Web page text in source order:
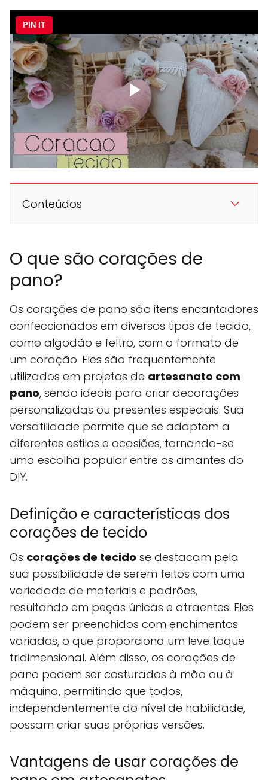
PIN IT
Conteúdos
O que são corações de
pano?
Os corações de pano são itens encantadores
confeccionados em diversos tipos de tecido,
como algodão e feltro, com o formato de
um coração. Eles são frequentemente
utilizados em projetos de artesanato com
pano, sendo ideais para criar decorações
personalizadas ou presentes especiais. Sua
versatilidade permite que se adaptem a
diferentes estilos e ocasiões, tornando-se
uma escolha popular entre os amantes do
DIY.
Definição e características dos
corações de tecido
Os corações de tecido se destacam pela
sua possibilidade de serem feitos com uma
variedade de materiais e padrões,
resultando em peças únicas e atraentes. Eles
podem ser preenchidos com enchimentos
variados, o que proporciona um leve toque
tridimensional. Além disso, os corações de
pano podem ser costurados à mão ou à
máquina, permitindo que todos,
independentemente do nível de habilidade,
possam criar suas próprias versões.
Vantagens de usar corações de